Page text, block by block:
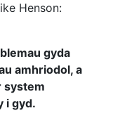
Henson:
gyda
amhriodol, a
system
i gyd.